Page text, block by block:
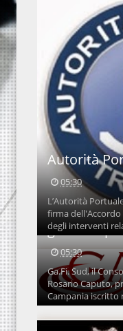
Autorità
05:30
L’Autorità
firma
degli interventi
“Salerno
garanzie
05:30
Ga.Fi. Sud, il
Rosario Caputo,
Campania iscritto